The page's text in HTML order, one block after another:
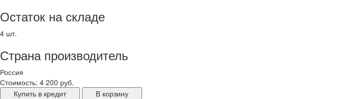
Остаток на складе
4 шт.
Страна производитель
Россия
Стоимость: 4 200 руб.
Купить в кредит
В корзину